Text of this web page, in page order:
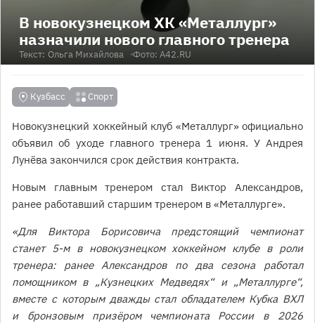
В новокузнецком ХК «Металлург»
назначили нового главного тренера
Текст: Ольга Михайлова Фото: A42.RU
Кузбасс Спорт
Новокузнецкий хоккейный клуб «Металлург» официально
объявил об уходе главного тренера 1 июня. У Андрея
Лунёва закончился срок действия контракта.
Новым главным тренером стал Виктор Александров,
ранее работавший старшим тренером в «Металлурге».
«Для Виктора Борисовича предстоящий чемпионат
станет 5-м в новокузнецком хоккейном клубе в роли
тренера: ранее Александров по два сезона работал
помощником в „Кузнецких Медведях“ и „Металлурге“,
вместе с которым дважды стал обладателем Кубка ВХЛ
и бронзовым призёром чемпионата России в 2026